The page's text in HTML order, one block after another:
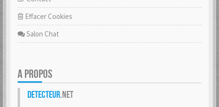
Effacer Cookies
Salon Chat
A PROPOS
Detecteur.net